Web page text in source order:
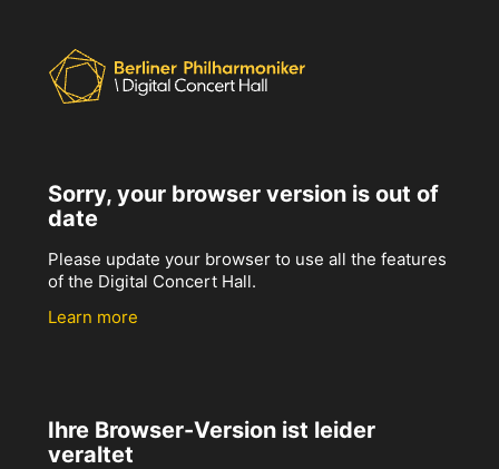
Sorry, your browser version is out of
date
Please update your browser to use all the features
of the Digital Concert Hall.
Learn more
Ihre Browser-Version ist leider
veraltet